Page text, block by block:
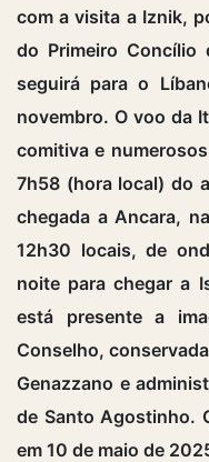
com a visita a Iznik,
do Primeiro Concílio
seguirá para o
novembro. O voo da
comitiva e
7h58 (hora local) do
chegada a Ancara,
12h30 locais, de
noite para chegar a
está presente a
Conselho,
Genazzano e
de Santo Agostinho.
em 10 de maio de